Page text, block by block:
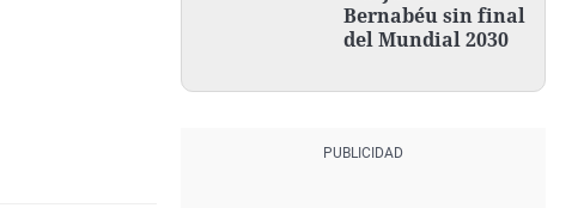
Bernabéu sin final
del Mundial 2030